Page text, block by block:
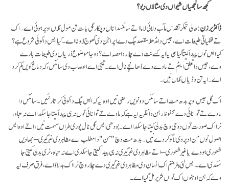
کجھ سانجھیاں شیواں دی مثالاں دیو؟
ڈاکٹر برزن: حالی تیکر تقدس مآب دلائی لاما اتے سائنسداناں وچکار گل بات تن مول گلاں اوپر ہوئی اے۔ اک
تے فلکیاتی طبیعات اے، جیس دا مڈھلا مقصد جگ دے اپراجن دی کھوج لاونا اے۔ کیا ایس دا کوئی شروع ہے؟
کیا ایس نوں پیدا کیتا گیا سی یا ایہ کسے نت دے چلار دا حصہ اے؟ دوجا موضوع ذریاں دی طبیعات بارے
وے، جیس دا تعلق ایٹم تے مادے دے ڈھانچے نال اے۔ تیجی اے اعصاب دی سائنس، کہ دماغ کویں کم کردا
اے۔ ایہ تن وڈیاں گلاں نیں۔
اک گل جیس اوپر بدھ مت اتے سائنس دونویں راضی نیں اوہ ایہ کہ ایس جگ دا کوئی کرتار نئیں۔ سائنس دا
مادے تے توانائی دے محفوظ رہن دا نظریہ ایہ ہے کہ مادے تے توانائی نوں نہ ہی پیدا کیتا جا سکدا اے نہ تباہ،
نرا اک صورت توں دوجی وچ بدلی کیتا جا سکدا اے۔ بودھی ایس گل نال پوری طراں سہمت نیں، اتے اوہ ایس
اصول نوں من اوپر وی لاگو کردے نیں۔ بدھ مت وچ "من" دا مطلب اے مظاہر دی خبرگیری – بھاویں
شعوری ہووے یا غیر شعوری – اتے مظاہر دی خبرگیری نہ ہی پیدا کیتی جا سکدی اے نہ تباہ، نری بدلی کیتی جا
سکدی اے۔ ایس لئی پنر جنم اک انسان دی مظاہر دی خبرگیری دے چلار وچ نرا اک بدلاؤ اے، فرق صرف ایہ
وے کہ ہن اوہنوں اک نواں شریر مل گیا اے۔